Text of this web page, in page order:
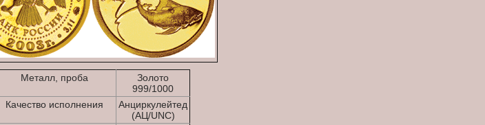
Металл, проба
Золото
999/1000
Качество исполнения
Анциркулейтед
(АЦ/UNC)